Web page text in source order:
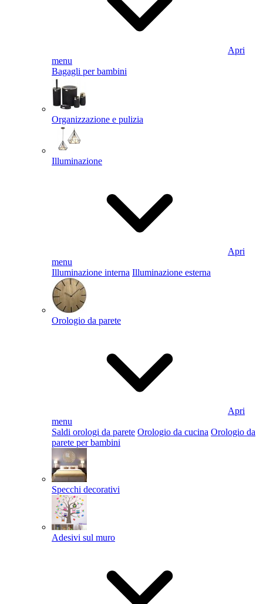
Apri
menu
Bagagli per bambini
Organizzazione e pulizia
Illuminazione
Apri
menu
Illuminazione interna Illuminazione esterna
Orologio da parete
Apri
menu
Saldi orologi da parete Orologio da cucina Orologio da
parete per bambini
Specchi decorativi
Adesivi sul muro